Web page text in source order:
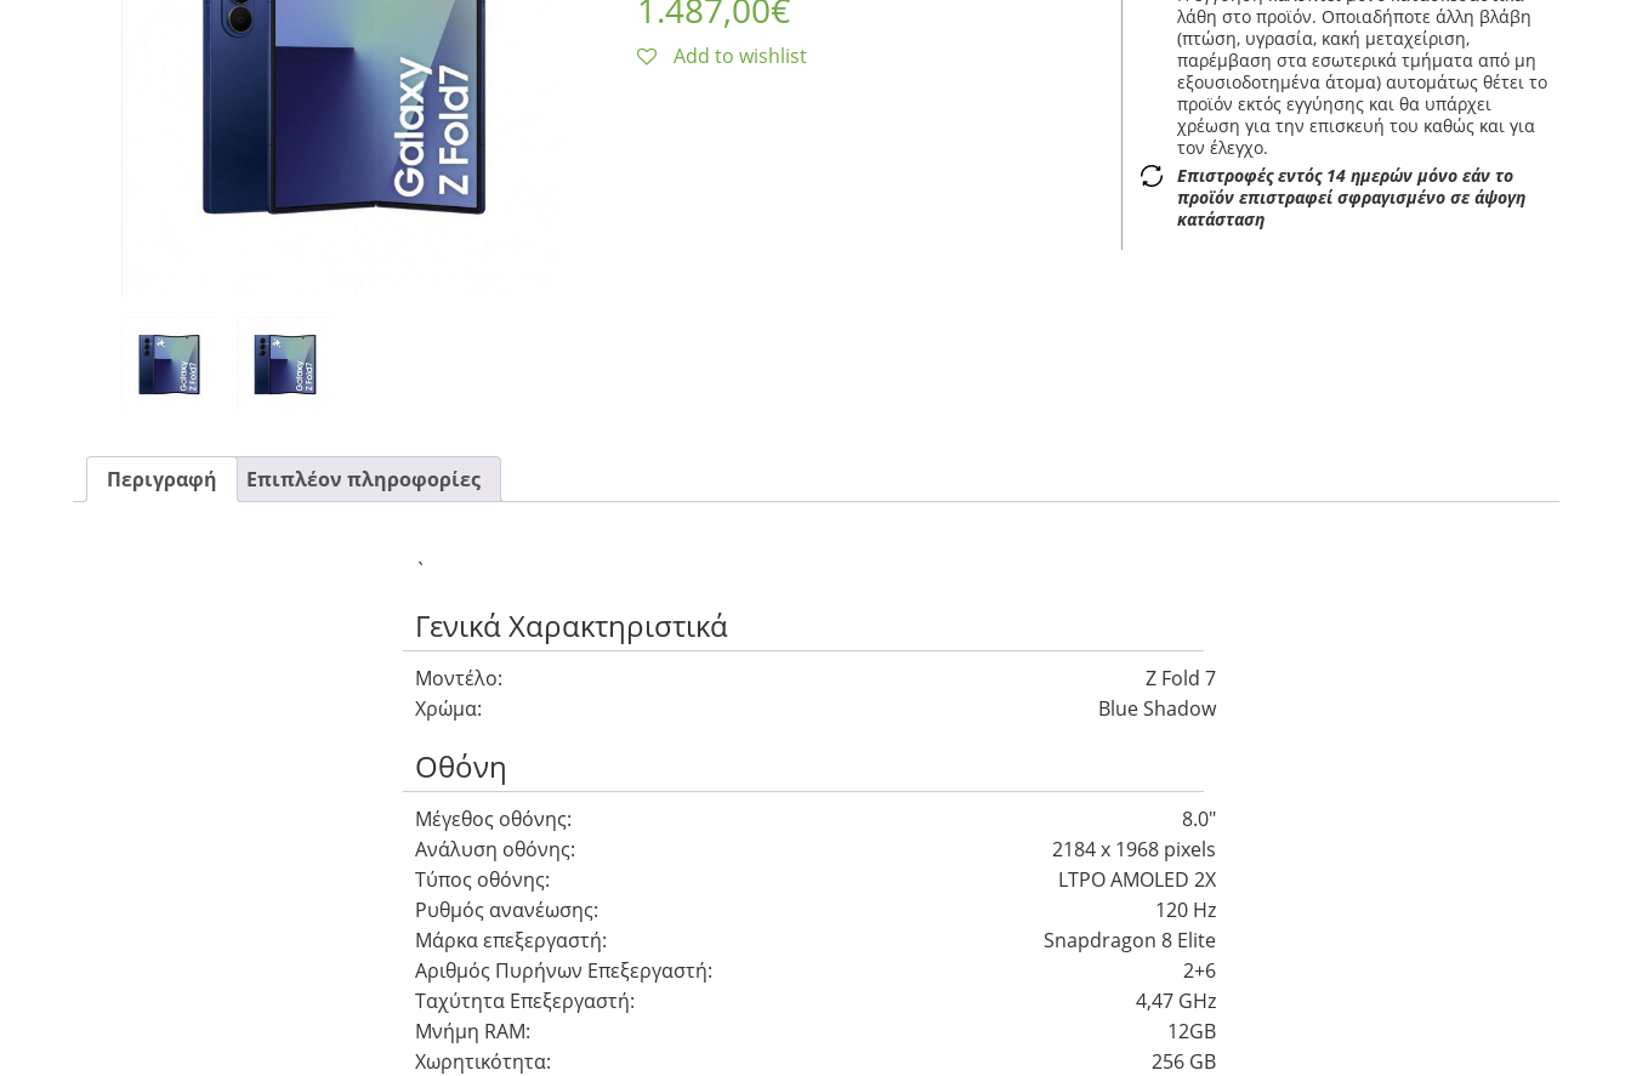
1.487,00€
Add to wishlist
λάθη στο προϊόν. Οποιαδήποτε άλλη βλάβη
(πτώση, υγρασία, κακή μεταχείριση,
παρέμβαση στα εσωτερικά τμήματα από μη
εξουσιοδοτημένα άτομα) αυτομάτως θέτει το
προϊόν εκτός εγγύησης και θα υπάρχει
χρέωση για την επισκευή του καθώς και για
τον έλεγχο.
Επιστροφές εντός 14 ημερών μόνο εάν το
προϊόν επιστραφεί σφραγισμένο σε άψογη
κατάσταση
Περιγραφή Επιπλέον πληροφορίες
`
Γενικά Χαρακτηριστικά
Μοντέλο:
Z Fold 7
Χρώμα:
Blue Shadow
Οθόνη
Μέγεθος οθόνης:
8.0″
Ανάλυση οθόνης:
2184 x 1968 pixels
Τύπος οθόνης:
LTPO AMOLED 2X
Ρυθμός ανανέωσης:
120 Hz
Μάρκα επεξεργαστή:
Snapdragon 8 Elite
Αριθμός Πυρήνων Eπεξεργαστή:
2+6
Ταχύτητα Επεξεργαστή:
4,47 GHz
Μνήμη RAM:
12GB
Χωρητικότητα:
256 GB